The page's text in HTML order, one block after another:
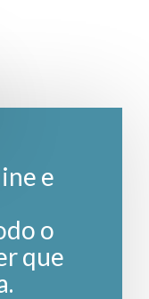
e
o
que